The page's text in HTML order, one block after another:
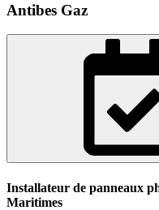
Antibes Gaz
Installateur de panneaux
Maritimes